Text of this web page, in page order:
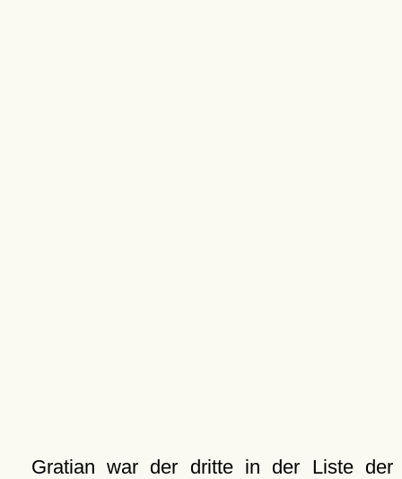
Gratian war der dritte in der Liste der